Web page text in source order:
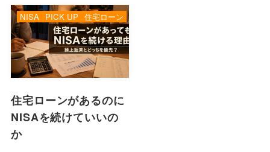
住宅ローンがあるのに
NISAを続けていいの
か
NISA PICK UP 住宅ローン